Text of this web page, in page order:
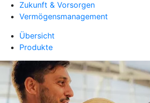
Zukunft & Vorsorgen
Vermögensmanagement
Übersicht
Produkte